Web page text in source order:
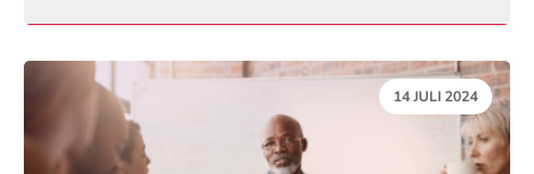
DATUM:
14 JULI 2024